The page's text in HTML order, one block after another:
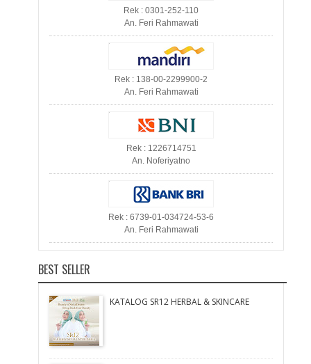
Rek : 0301-252-110
An. Feri Rahmawati
Rek : 138-00-2299900-2
An. Feri Rahmawati
Rek : 1226714751
An. Noferiyatno
Rek : 6739-01-034724-53-6
An. Feri Rahmawati
BEST SELLER
KATALOG SR12 HERBAL & SKINCARE